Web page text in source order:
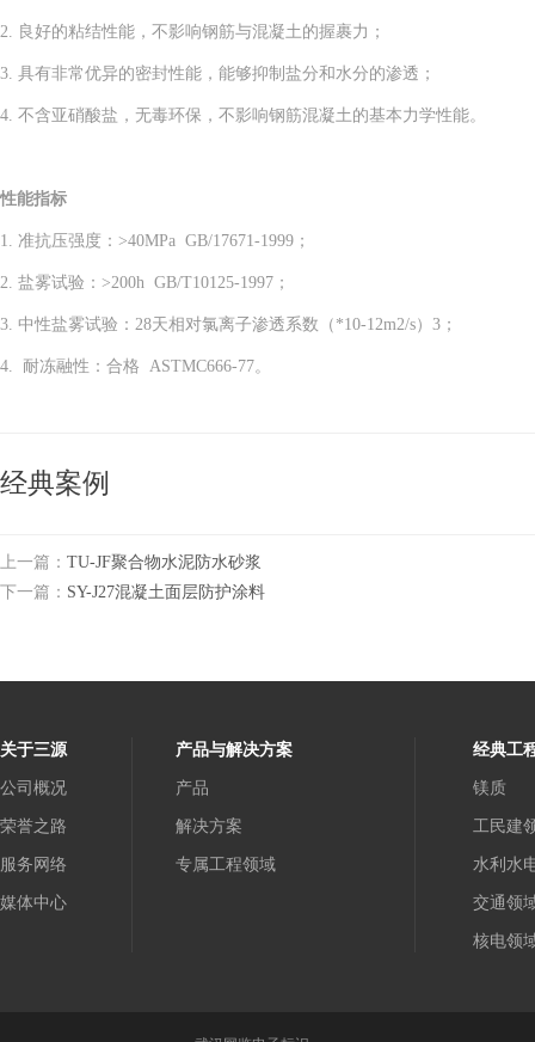
2. 良好的粘结性能，不影响钢筋与混凝土的握裹力；
3. 具有非常优异的密封性能，能够抑制盐分和水分的渗透；
4. 不含亚硝酸盐，无毒环保，不影响钢筋混凝土的基本力学性能。
性能指标
1. 准抗压强度： >40MPa GB/17671-1999 ；
2. 盐雾试验： >200h GB/T10125-1997 ；
3. 中性盐雾试验： 28天相对氯离子渗透系数（ *10-12m2/s） 3 ；
4. 耐冻融性：合格 ASTMC666-77。
经典案例
上一篇： TU-JF聚合物水泥防水砂浆
下一篇： SY-J27混凝土面层防护涂料
关于三源
公司概况
荣誉之路
服务网络
媒体中心
产品与解决方案
产品
解决方案
专属工程领域
经典工
镁质
工民建
水利水
交通领
核电领